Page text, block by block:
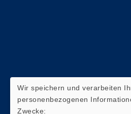
Wir speichern und verarbeiten
personenbezogenen
Zwecke: